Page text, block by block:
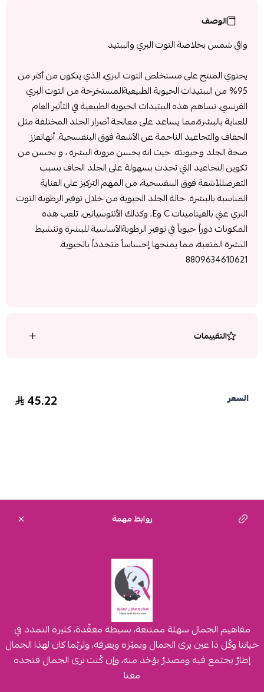
الوصف
واقي شمس بخلاصة التوت البري والببتيد
يحتوي المنتج على مستخلص التوت البري، الذي يتكون من أكثر من
95% من الببتيدات الحيوية الطبيعيةالمستخرجة من التوت البري
الفرنسي. تساهم هذه الببتيدات الحيوية الطبيعية في التأثير العام
للعناية بالبشرة،مما يساعد على معالجة أضرار الجلد المختلفة مثل
الجفاف والتجاعيد الناجمة عن الأشعة فوق البنفسجية. أنهاتعزز
صحة الجلد وحيويته. حيث انه يحسن مرونة البشرة ، و يحسن من
تكوين التجاعيد التي تحدث بسهولة على الجلد الجاف بسبب
التعرضللأشعة فوق البنفسجية، من المهم التركيز على العناية
المناسبة بالبشرة. حالة الجلد الحيوية من خلال توفير الرطوبة التوت
البري غني بالفيتامينات C وE، وكذلك الأنثوسيانين. تلعب هذه
المكونات دوراً حيوياً في توفير الرطوبةالأساسية للبشرة وتنشيط
البشرة المتعبة، مما يمنحها إحساساً متجدداً بالحيوية.
8809634610621
التقييمات
السعر 45.22
روابط مهمة
مفاهيم الجمال سهلة ممتنعة، بسيطة معقّدة، كثيرة التمدد في
حياتنا وكُل ذا عين يرى الجمال ويميّزه ويعرفه، ولربّما كان لهذا الجمال
إطارٌ يجتمع فيه ومصدرٌ يؤخذ منه، وإن كُنت ترى الجمال فتجده
معنا